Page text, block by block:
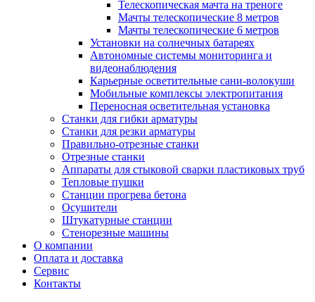
Телескопическая мачта на треноге
Мачты телескопические 8 метров
Мачты телескопические 6 метров
Установки на солнечных батареях
Автономные системы мониторинга и
видеонаблюдения
Карьерные осветительные сани-волокуши
Мобильные комплексы электропитания
Переносная осветительная установка
Станки для гибки арматуры
Станки для резки арматуры
Правильно-отрезные станки
Отрезные станки
Аппараты для стыковой сварки пластиковых труб
Тепловые пушки
Станции прогрева бетона
Осушители
Штукатурные станции
Стенорезные машины
О компании
Оплата и доставка
Сервис
Контакты